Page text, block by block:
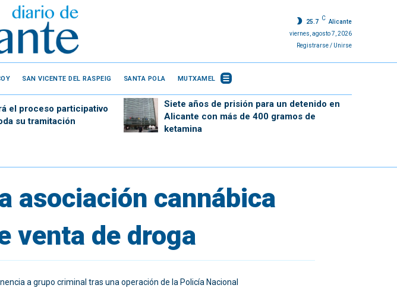
25.7
C
Alicante
viernes, agosto 7, 2026
Registrarse / Unirse
SAN VICENTE DEL RASPEIG SANTA POLA MUTXAMEL
el proceso participativo
su tramitación
Siete años de prisión para un detenido en
Alicante con más de 400 gramos de
ketamina
asociación cannábica
venta de droga
a grupo criminal tras una operación de la Policía Nacional